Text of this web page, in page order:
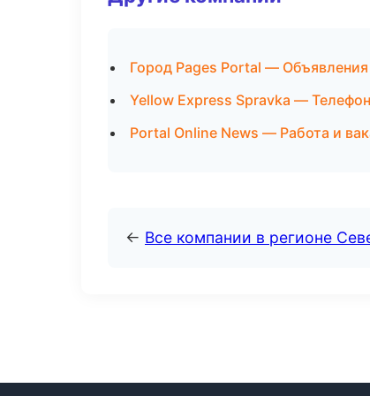
Город Pages Portal —
Yellow Express Spravka —
Portal Online News — Работа и
← Все компании в регионе